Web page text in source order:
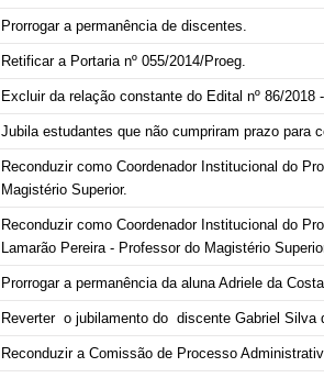
Prorrogar a permanência de discentes.
Retificar a Portaria nº 055/2014/Proeg.
Excluir da relação constante do Edital nº 86/
Jubila estudantes que não cumpriram prazo para
Reconduzir como Coordenador Institucional do
Magistério Superior.
Reconduzir como Coordenador Institucional do
Lamarão Pereira - Professor do Magistério
Prorrogar a permanência da aluna Adriele da
Reverter o jubilamento do discente Gabriel Silva
Reconduzir a Comissão de Processo